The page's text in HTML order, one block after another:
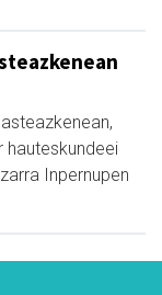
hauteskundeei
Inpernupen